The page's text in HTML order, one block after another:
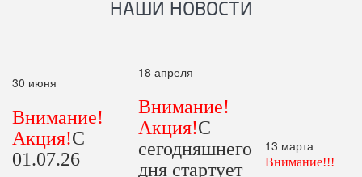
НАШИ НОВОСТИ
30 июня
Внимание!
Акция!С
01.07.26
18 апреля
Внимание!
Акция!С
сегодняшнего
дня стартует
13 марта
Внимание!!!